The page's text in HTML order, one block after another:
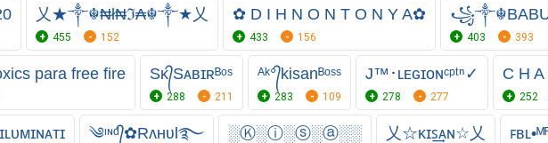
乂★༒☬₦ł₦ℑ₳☬༒★乂
455 152
✿ D I H N O N T O N Y A✿
433 156 403 393
para free fire Sᴋ᭄Sᴀʙɪʀᴮᵒˢ
288 211
ᴬᵏ°᭄kisanᴮᵒˢˢ
283 109
J™･ʟᴇɢɪᴏɴᶜᵖᵗⁿ✓
278 277
C H
252
༄ᶦᶰᵈ᭄✿Rʌʜʋl࿐ ░Ⓚ░ⓘ░ⓢ░ⓐ░░ 乂☆ᴋɪꜱ͢͢͢ᴀɴ☆乂